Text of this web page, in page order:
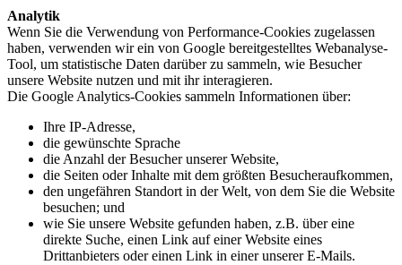
Analytik
Wenn Sie die Verwendung von Performance-Cookies zugelassen
haben, verwenden wir ein von Google bereitgestelltes Webanalyse-
Tool, um statistische Daten darüber zu sammeln, wie Besucher
unsere Website nutzen und mit ihr interagieren.
Die Google Analytics-Cookies sammeln Informationen über:
Ihre IP-Adresse,
die gewünschte Sprache
die Anzahl der Besucher unserer Website,
die Seiten oder Inhalte mit dem größten Besucheraufkommen,
den ungefähren Standort in der Welt, von dem Sie die Website
besuchen; und
wie Sie unsere Website gefunden haben, z.B. über eine
direkte Suche, einen Link auf einer Website eines
Drittanbieters oder einen Link in einer unserer E-Mails.